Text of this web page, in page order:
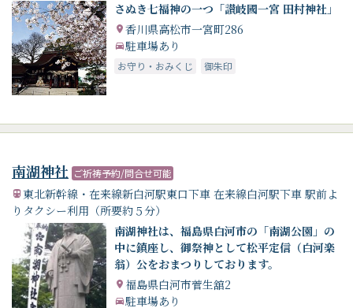
さぬき七福神の一つ「讃岐國一宮 田村神社」
香川県高松市一宮町286
駐車場あり
お守り・おみくじ 御朱印
南湖神社 ご祈祷予約/問合せ可能
東北新幹線・在来線新白河駅東口下車 在来線白河駅下車 駅前よ
りタクシー利用（所要約５分）
南湖神社は、福島県白河市の「南湖公園」の
中に鎮座し、御祭神として松平定信（白河楽
翁）公をおまつりしております。
福島県白河市菅生舘2
駐車場あり